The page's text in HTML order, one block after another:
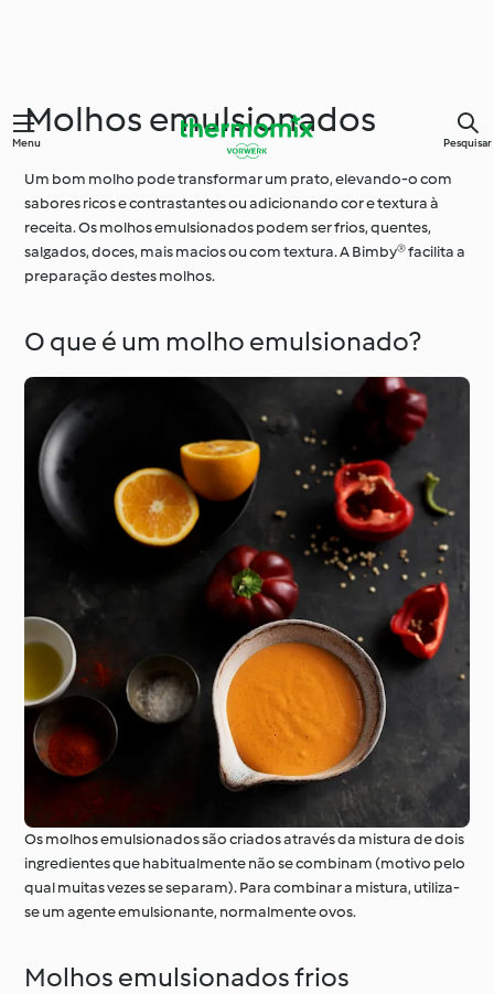
Menu Pesquisar
Molhos emulsionados
Um bom molho pode transformar um prato, elevando-o com
sabores ricos e contrastantes ou adicionando cor e textura à
receita. Os molhos emulsionados podem ser frios, quentes,
salgados, doces, mais macios ou com textura. A Bimby® facilita a
preparação destes molhos.
O que é um molho emulsionado?
Os molhos emulsionados são criados através da mistura de dois
ingredientes que habitualmente não se combinam (motivo pelo
qual muitas vezes se separam). Para combinar a mistura, utiliza-
se um agente emulsionante, normalmente ovos.
Molhos emulsionados frios